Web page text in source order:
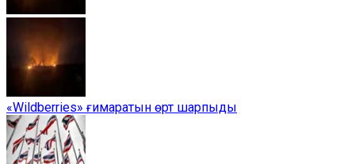
«Wildberries» ғимаратын өрт шарпыды